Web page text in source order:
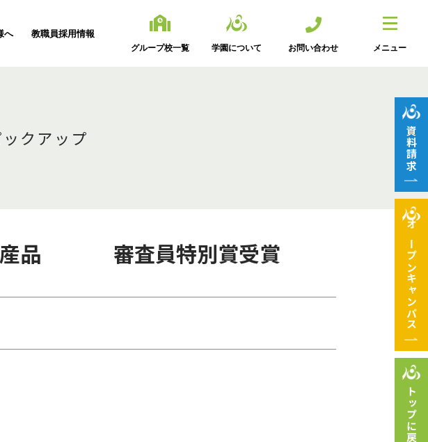
へ 教職員採用情報
グループ校一覧 学園について お問い合わせ メニュー
ックアップ
県産品 審査員特別賞受賞
資料請求
オープン
キャンパス
トップに戻る